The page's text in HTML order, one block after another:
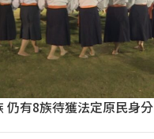
仍有8族待獲法定原民身分